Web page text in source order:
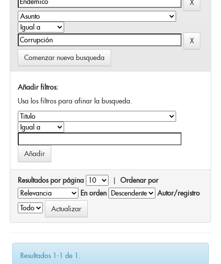
Comenzar nueva busqueda
Añadir filtros:
Usa los filtros para afinar la busqueda.
Resultados por página | Ordenar por
En orden
Autor/registro
Resultados 1-1 de 1.